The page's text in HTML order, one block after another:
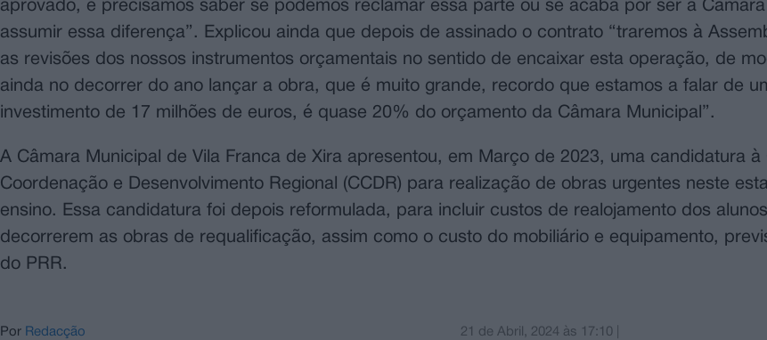
aprovado, e precisamos saber se podemos reclamar essa parte ou se acaba por ser a
assumir essa diferença”. Explicou ainda que depois de assinado o contrato “traremos à
as revisões dos nossos instrumentos orçamentais no sentido de encaixar esta operação, de
ainda no decorrer do ano lançar a obra, que é muito grande, recordo que estamos a falar de
investimento de 17 milhões de euros, é quase 20% do orçamento da Câmara Municipal”.
A Câmara Municipal de Vila Franca de Xira apresentou, em Março de 2023, uma candidatura à
Coordenação e Desenvolvimento Regional (CCDR) para realização de obras urgentes neste
ensino. Essa candidatura foi depois reformulada, para incluir custos de realojamento dos
decorrerem as obras de requalificação, assim como o custo do mobiliário e equipamento,
do PRR.
Por Redacção 21 de Abril, 2024 às 17:10